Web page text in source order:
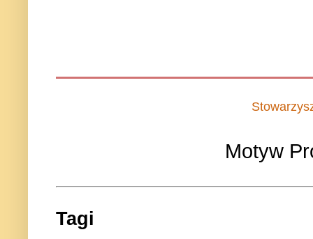
Motyw
Tagi